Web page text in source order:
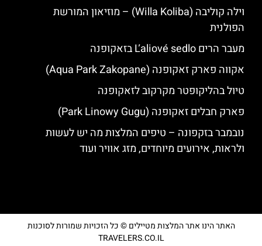
וילה קוליבה (Willa Koliba) – מוזיאון המורשת
הפולנית
מעבר הרים Ľaliové sedlo בזאקופנה
אקווה פארק זאקופנה (Aqua Park Zakopane)
טיול בהליקופטר מקרקוב לזאקופנה
פארק חבלים זאקופנה (Park Linowy Gugu)
נובמבר בזקפונה – טיפים המלצות מה יש לעשות
ולראות, אירועים מיוחדים, מזג אוויר ועוד
האתר הינו אתר המלצות מטיילים © כל הזכויות שמורות לסוכנות
TRAVELERS.CO.IL